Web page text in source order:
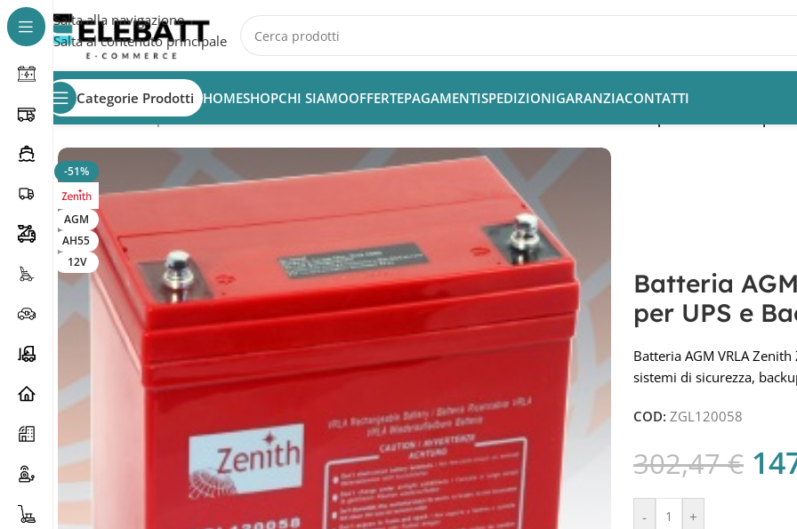
Salta alla navigazione
Salta al contenuto principale
Categorie Prodotti HOMESHOPCHI SIAMOOFFERTEPAGAMENTISPEDIZIONIGARANZIACONTATTI
Home/Batterie per Nautica
-51%
AGM
AH55
12V
Batteria
per UPS e
Batteria AGM VRLA
sistemi di sicurezza,
COD: ZGL120058
302,47€
- +